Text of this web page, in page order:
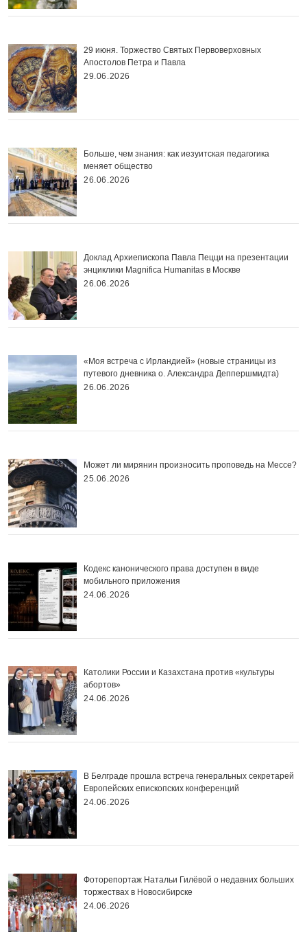
29 июня. Торжество Святых Первоверховных
Апостолов Петра и Павла
29.06.2026
Больше, чем знания: как иезуитская педагогика
меняет общество
26.06.2026
Доклад Архиепископа Павла Пецци на презентации
энциклики Magnifica Нumanitas в Москве
26.06.2026
«Моя встреча с Ирландией» (новые страницы из
путевого дневника о. Александра Деппершмидта)
26.06.2026
Может ли мирянин произносить проповедь на Мессе?
25.06.2026
Кодекс канонического права доступен в виде
мобильного приложения
24.06.2026
Католики России и Казахстана против «культуры
абортов»
24.06.2026
В Белграде прошла встреча генеральных секретарей
Европейских епископских конференций
24.06.2026
Фоторепортаж Натальи Гилёвой о недавних больших
торжествах в Новосибирске
24.06.2026